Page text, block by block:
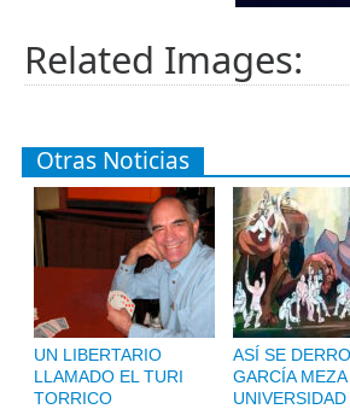
Related Images:
Otras Noticias
UN LIBERTARIO
LLAMADO EL TURI
TORRICO
ASÍ SE
GARCÍA
UNIVERSIDAD